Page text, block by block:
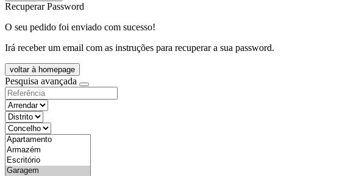
Recuperar Password
O seu pedido foi enviado com sucesso!
Irá receber um email com as instruções para recuperar a sua password.
voltar à homepage
Pesquisa avançada
objective
districtId
countyId
types